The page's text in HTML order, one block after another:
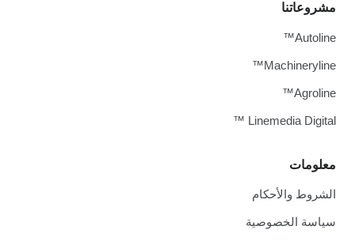
معلومات
الشروط والأحكام
سياسة الخصوصية
مشروعاتنا
Autoline™
Machineryline™
Agroline™
Linemedia Digital ™